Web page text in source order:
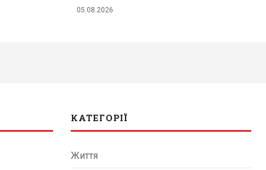
05.08.2026
КАТЕГОРІЇ
Життя